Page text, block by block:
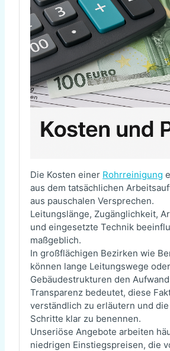
Die Kosten einer Rohrreinigung
aus dem tatsächlichen
aus pauschalen Versprechen.
Leitungslänge, Zugänglichkeit,
und eingesetzte Technik
maßgeblich.
In großflächigen Bezirken wie
können lange Leitungswege
Gebäudestrukturen den
Transparenz bedeutet, diese
verständlich zu erläutern und
Schritte klar zu benennen.
Unseriöse Angebote arbeiten
niedrigen Einstiegspreisen, die